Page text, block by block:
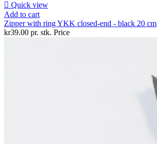
 Quick view
Add to cart
Zipper with ring YKK closed-end - black 20 cm
kr39.00 pr. stk. Price